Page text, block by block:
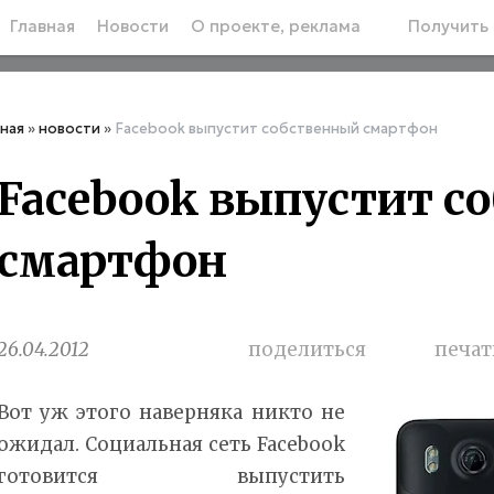
Главная Новости О проекте, реклама Получить
»новости » Facebook выпустит собственный смартфон
выпустит
поделиться
уж этого наверняка никто не
Социальная сеть Facebook
выпустить